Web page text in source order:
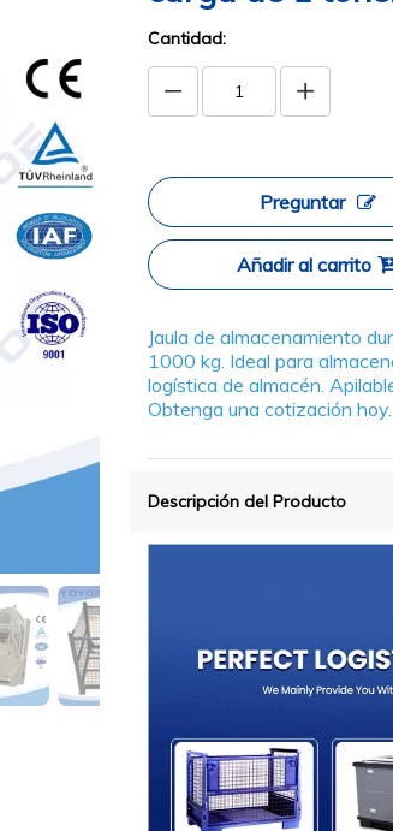
Cantidad:
Preguntar
Añadir al carrito
Jaula de almacenamiento
1000 kg. Ideal para
logística de almacén.
Obtenga una cotización hoy.
Descripción del Producto